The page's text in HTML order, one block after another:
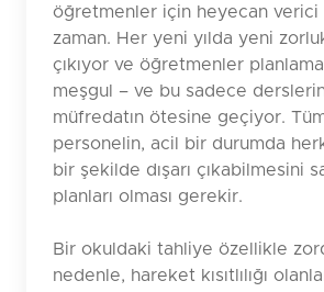
öğretmenler için heyecan verici
zaman. Her yeni yılda yeni
çıkıyor ve öğretmenler
meşgul – ve bu sadece
müfredatın ötesine geçiyor.
personelin, acil bir durumda
bir şekilde dışarı çıkabilmesini
planları olması gerekir.
Bir okuldaki tahliye özellikle
nedenle, hareket kısıtlılığı